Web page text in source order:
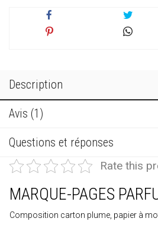
Description
Avis (1)
Questions et réponses
Rate this
MARQUE-PAGES
Composition carton plume, papier à